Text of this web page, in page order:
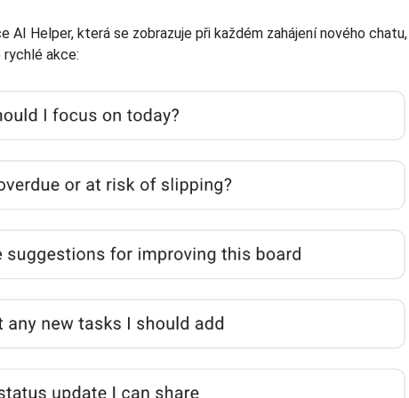
AI Helper, která se zobrazuje při každém zahájení nového chatu,
akce: